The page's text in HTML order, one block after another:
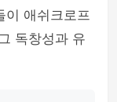
이 애쉬크로프
독창성과 유